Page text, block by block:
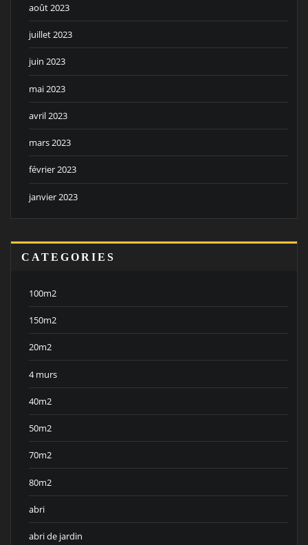
août 2023
juillet 2023
juin 2023
mai 2023
avril 2023
mars 2023
février 2023
janvier 2023
CATEGORIES
100m2
150m2
20m2
4 murs
40m2
50m2
70m2
80m2
abri
abri de jardin